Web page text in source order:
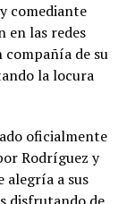
comediante
en las redes
compañía de su
la locura
oficialmente
Rodríguez y
alegría a sus